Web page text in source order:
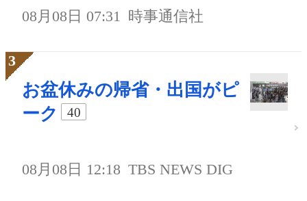
08月08日 07:31 時事通信社
お盆休みの帰省・出国がピ
ーク
40
08月08日 12:18 TBS NEWS DIG